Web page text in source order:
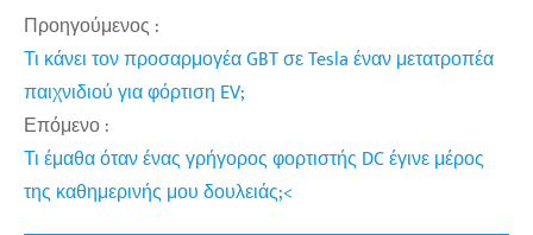
Προηγούμενος :
Τι κάνει τον προσαρμογέα GBT σε Tesla έναν μετατροπέα
παιχνιδιού για φόρτιση EV;
Επόμενο :
Τι έμαθα όταν ένας γρήγορος φορτιστής DC έγινε μέρος
της καθημερινής μου δουλειάς;<